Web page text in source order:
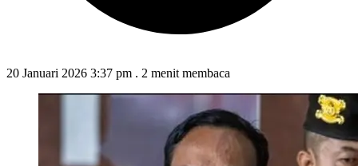
20 Januari 2026 3:37 pm . 2 menit membaca